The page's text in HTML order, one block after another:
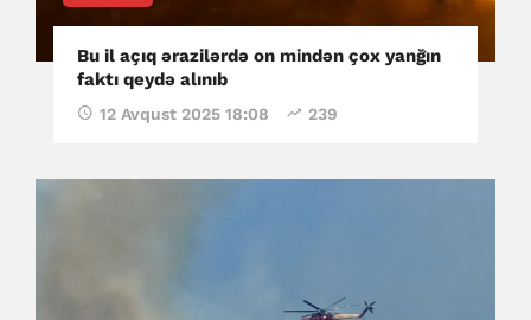
Bu il açıq ərazilərdə on mindən çox yanğın
faktı qeydə alınıb
12 Avqust 2025 18:08 239